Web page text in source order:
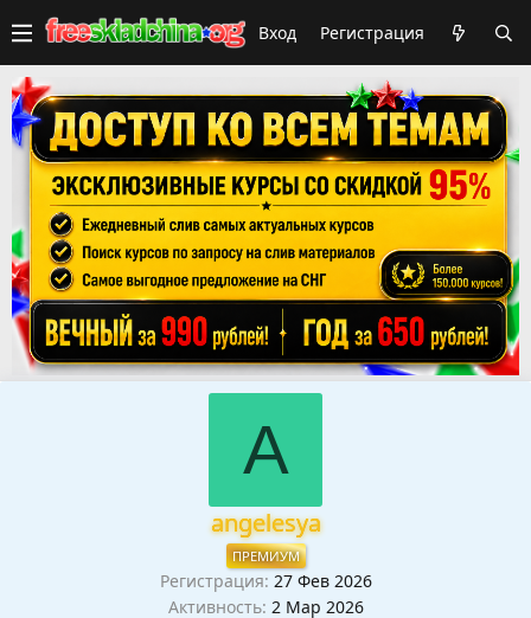
Вход Регистрация
A
angelesya
ПРЕМИУМ
Регистрация 27 Фев 2026
Активность 2 Мар 2026